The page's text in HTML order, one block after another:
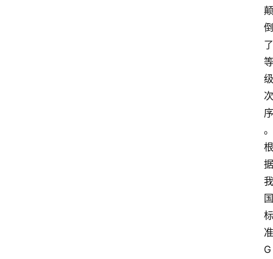
颠
倒
了
等
级
次
序
。
根
据
我
国
标
准
G